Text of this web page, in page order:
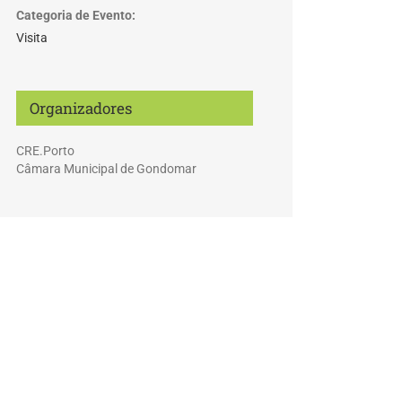
Categoria de Evento:
Visita
Organizadores
CRE.Porto
Câmara Municipal de Gondomar